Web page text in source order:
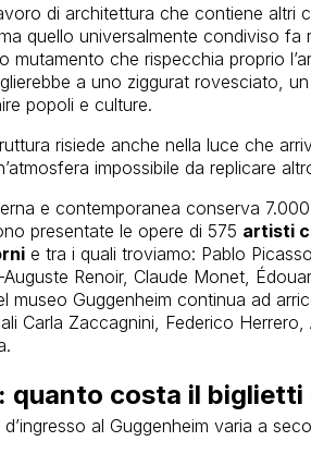
di architettura che contiene altri
quello universalmente condiviso
mutamento che rispecchia proprio
a uno ziggurat rovesciato,
popoli e culture.
risiede anche nella luce che
impossibile da replicare
e contemporanea conserva
presentate le opere di 575 artisti
e tra i quali troviamo: Pablo
Renoir, Claude Monet,
museo Guggenheim continua ad
Carla Zaccagnini, Federico Herrero,
quanto costa il biglietti
al Guggenheim varia a